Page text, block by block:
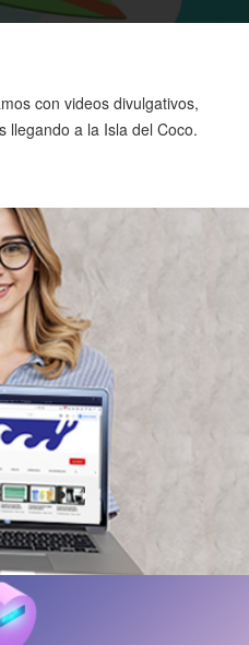
con videos divulgativos,
llegando a la Isla del Coco.